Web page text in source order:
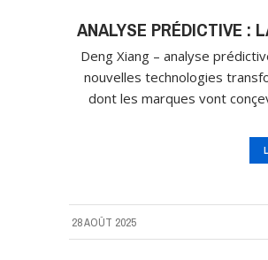
ANALYSE PRÉDICTIVE :
Deng Xiang – analyse
nouvelles technologies
dont les marques vont
28 AOÛT 2025